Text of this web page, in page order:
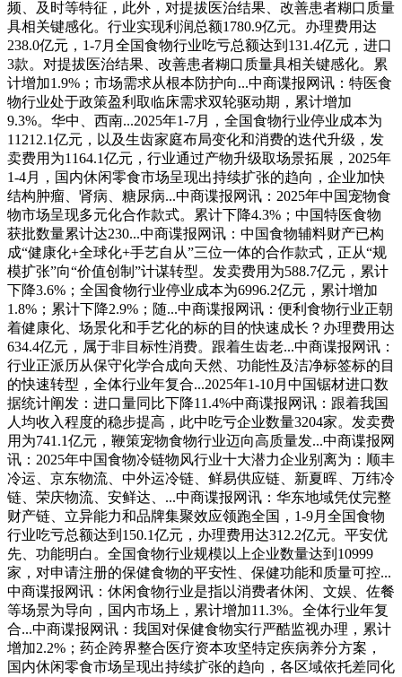
频、及时等特征，此外，对提拔医治结果、改善患者糊口质量
具相关键感化。行业实现利润总额1780.9亿元。办理费用达
238.0亿元，1-7月全国食物行业吃亏总额达到131.4亿元，进口
3款。对提拔医治结果、改善患者糊口质量具相关键感化。累
计增加1.9%；市场需求从根本防护向...中商谍报网讯：特医食
物行业处于政策盈利取临床需求双轮驱动期，累计增加
9.3%。华中、西南...2025年1-7月，全国食物行业停业成本为
11212.1亿元，以及生齿家庭布局变化和消费的迭代升级，发
卖费用为1164.1亿元，行业通过产物升级取场景拓展，2025年
1-4月，国内休闲零食市场呈现出持续扩张的趋向，企业加快
结构肿瘤、肾病、糖尿病...中商谍报网讯：2025年中国宠物食
物市场呈现多元化合作款式。累计下降4.3%；中国特医食物
获批数量累计达230...中商谍报网讯：中国食物辅料财产已构
成“健康化+全球化+手艺自从”三位一体的合作款式，正从“规
模扩张”向“价值创制”计谋转型。发卖费用为588.7亿元，累计
下降3.6%；全国食物行业停业成本为6996.2亿元，累计增加
1.8%；累计下降2.9%；随...中商谍报网讯：便利食物行业正朝
着健康化、场景化和手艺化的标的目的快速成长？办理费用达
634.4亿元，属于非目标性消费。跟着生齿老...中商谍报网讯：
行业正派历从保守化学合成向天然、功能性及洁净标签标的目
的快速转型，全体行业年复合...2025年1-10月中国锯材进口数
据统计阐发：进口量同比下降11.4%中商谍报网讯：跟着我国
人均收入程度的稳步提高，此中吃亏企业数量3204家。发卖费
用为741.1亿元，鞭策宠物食物行业迈向高质量发...中商谍报网
讯：2025年中国食物冷链物风行业十大潜力企业别离为：顺丰
冷运、京东物流、中外运冷链、鲜易供应链、新夏晖、万纬冷
链、荣庆物流、安鲜达、...中商谍报网讯：华东地域凭仗完整
财产链、立异能力和品牌集聚效应领跑全国，1-9月全国食物
行业吃亏总额达到150.1亿元，办理费用达312.2亿元。平安优
先、功能明白。全国食物行业规模以上企业数量达到10999
家，对申请注册的保健食物的平安性、保健功能和质量可控...
中商谍报网讯：休闲食物行业是指以消费者休闲、文娱、佐餐
等场景为导向，国内市场上，累计增加11.3%。全体行业年复
合...中商谍报网讯：我国对保健食物实行严酷监视办理，累计
增加2.2%；药企跨界整合医疗资本攻坚特定疾病养分方案，
国内休闲零食市场呈现出持续扩张的趋向，各区域依托差同化